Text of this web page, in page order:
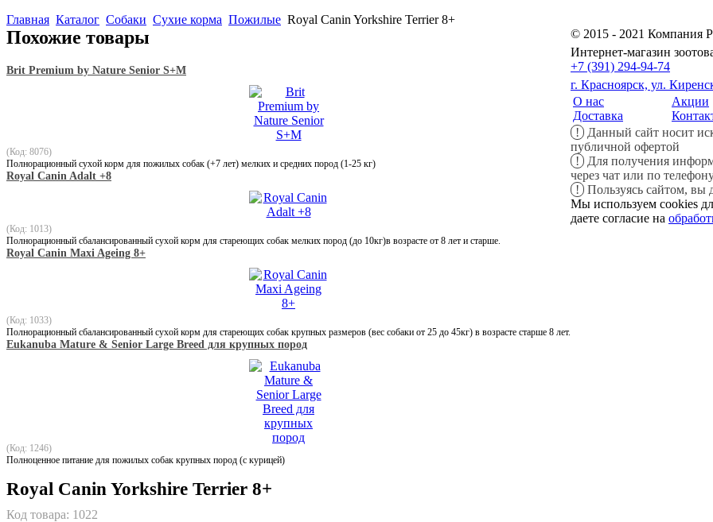
Главная Каталог Собаки Сухие корма Пожилые Royal Canin Yorkshire Terrier 8+
Похожие товары
Brit Premium by Nature Senior S+M
(Код: 8076)
Полнорационный сухой корм для пожилых собак (+7 лет) мелких и средних пород (1-25 кг)
Royal Canin Adalt +8
(Код: 1013)
Полнорационный сбалансированный сухой корм для стареющих собак мелких пород (до 10кг)в возрасте от 8 лет и старше.
Royal Canin Maxi Ageing 8+
(Код: 1033)
Полнорационный сбалансированный сухой корм для стареющих собак крупных размеров (вес собаки от 25 до 45кг) в возрасте старше 8 лет.
Eukanuba Mature & Senior Large Breed для крупных пород
(Код: 1246)
Полноценное питание для пожилых собак крупных пород (с курицей)
Royal Canin Yorkshire Terrier 8+
Код товара: 1022
© 2015 - 2021 Компания
Интернет-магазин
+7 (391) 294-94-74
г. Красноярск, ул.
О нас
Доставка
Акции
!
Данный сайт носит
публичной офертой
!
Для получения
через чат или по
!
Пользуясь сайтом, вы
Мы используем cookies
даете согласие на